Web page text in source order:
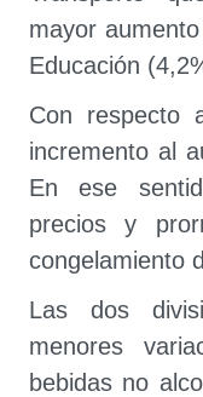
mayor
Educación
Con respecto
incremento al
En ese
precios y
congelamiento
Las dos
menores
bebidas no